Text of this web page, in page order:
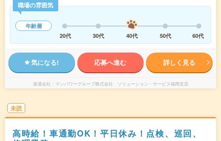
職場の雰囲気
年齢層
20代
30代 40代 50代 60代
気になる! 応募へ進む 詳しく見る
派遣会社 マンパワーグループ株式会社 ソリューション・サービス福岡支店
未読
高時給！車通勤OK！平日休み！点検、巡回、